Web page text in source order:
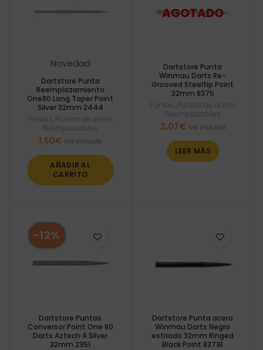
Novedad
Dartstore Punta
Reemplazamiento
One80 Long Taper Point
Silver 32mm 2444
Puntas Puntas de acero
Reemplazables
1,50€ Iva incluido
AÑADIR AL
CARRITO
Dartstore Punta
Winmau Darts Re-
Grooved Steeltip Point
32mm 8375
Puntas Puntas de acero
Reemplazables
2,07€ Iva incluido
LEER MÁS
-12%
Dartstore Puntas
Conversor Point One 80
Darts Aztech A Silver
32mm 2351
Dartstore Punta acero
Winmau Darts Negro
estriado 32mm Ringed
Black Point 8371B